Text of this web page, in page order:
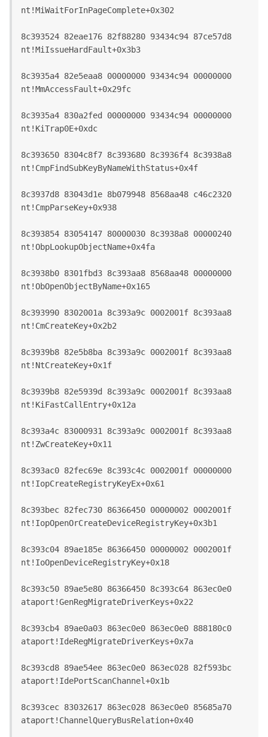
nt!MiWaitForInPageComplete+0x302
8c393524 82eae176 82f88280 93434c94 87ce57d8
nt!MiIssueHardFault+0x3b3
8c3935a4 82e5eaa8 00000000 93434c94 00000000
nt!MmAccessFault+0x29fc
8c3935a4 830a2fed 00000000 93434c94 00000000
nt!KiTrap0E+0xdc
8c393650 8304c8f7 8c393680 8c3936f4 8c3938a8
nt!CmpFindSubKeyByNameWithStatus+0x4f
8c3937d8 83043d1e 8b079948 8568aa48 c46c2320
nt!CmpParseKey+0x938
8c393854 83054147 80000030 8c3938a8 00000240
nt!ObpLookupObjectName+0x4fa
8c3938b0 8301fbd3 8c393aa8 8568aa48 00000000
nt!ObOpenObjectByName+0x165
8c393990 8302001a 8c393a9c 0002001f 8c393aa8
nt!CmCreateKey+0x2b2
8c3939b8 82e5b8ba 8c393a9c 0002001f 8c393aa8
nt!NtCreateKey+0x1f
8c3939b8 82e5939d 8c393a9c 0002001f 8c393aa8
nt!KiFastCallEntry+0x12a
8c393a4c 83000931 8c393a9c 0002001f 8c393aa8
nt!ZwCreateKey+0x11
8c393ac0 82fec69e 8c393c4c 0002001f 00000000
nt!IopCreateRegistryKeyEx+0x61
8c393bec 82fec730 86366450 00000002 0002001f
nt!IopOpenOrCreateDeviceRegistryKey+0x3b1
8c393c04 89ae185e 86366450 00000002 0002001f
nt!IoOpenDeviceRegistryKey+0x18
8c393c50 89ae5e80 86366450 8c393c64 863ec0e0
ataport!GenRegMigrateDriverKeys+0x22
8c393cb4 89ae0a03 863ec0e0 863ec0e0 888180c0
ataport!IdeRegMigrateDriverKeys+0x7a
8c393cd8 89ae54ee 863ec0e0 863ec028 82f593bc
ataport!IdePortScanChannel+0x1b
8c393cec 83032617 863ec028 863ec0e0 85685a70
ataport!ChannelQueryBusRelation+0x40